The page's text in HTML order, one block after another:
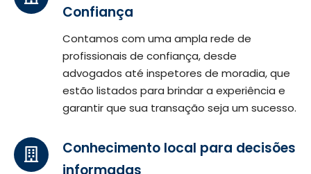
Confiança
Contamos com uma ampla rede de
profissionais de confiança, desde
advogados até inspetores de moradia, que
estão listados para brindar a experiência e
garantir que sua transação seja um sucesso.
Conhecimento local para decisões
informadas